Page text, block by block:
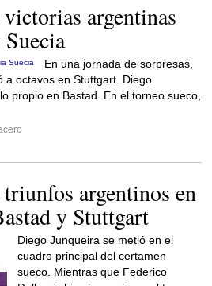
argentinas
En una jornada de sorpresas,
a octavos en Stuttgart. Diego
propio en Bastad. En el torneo sueco,
argentinos en
y Stuttgart
Diego Junqueira se metió en el
cuadro principal del certamen
sueco. Mientras que Federico